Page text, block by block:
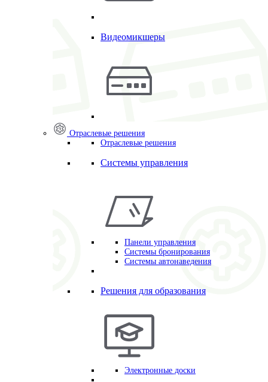
Видеомикшеры
Отраслевые решения
Отраслевые решения
Системы управления
Панели управления
Системы бронирования
Системы автонаведения
Решения для образования
Электронные доски